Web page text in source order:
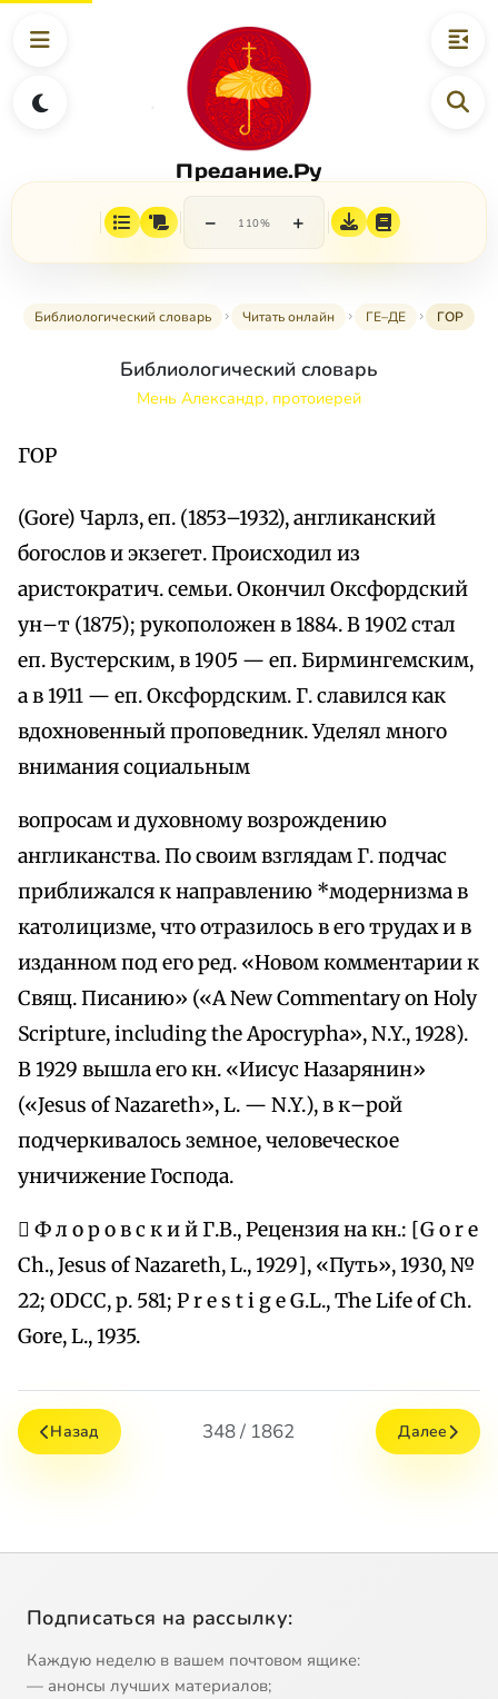
Предание.Ру
− 110% +
Библиологический словарь Читать онлайн ГЕ–ДЕ ГОР
Библиологический словарь
Мень Александр, протоиерей
ГОР
(Gore) Чарлз, еп. (1853–1932), англиканский
богослов и экзегет. Происходил из
аристократич. семьи. Окончил Оксфордский
ун–т (1875); рукоположен в 1884. В 1902 стал
еп. Вустерским, в 1905 — еп. Бирмингемским,
а в 1911 — еп. Оксфордским. Г. славился как
вдохновенный проповедник. Уделял много
внимания социальным
вопросам и духовному возрождению
англиканства. По своим взглядам Г. подчас
приближался к направлению *модернизма в
католицизме, что отразилось в его трудах и в
изданном под его ред. «Новом комментарии к
Свящ. Писанию» («A New Commentary on Holy
Scripture, including the Apocrypha», N.Y., 1928).
В 1929 вышла его кн. «Иисус Назарянин»
(«Jesus of Nazareth», L. — N.Y.), в к–рой
подчеркивалось земное, человеческое
уничижение Господа.
 Ф л о р о в с к и й Г.В., Рецензия на кн.: [G o r e
Ch., Jesus of Nazareth, L., 1929], «Путь», 1930, №
22; ODCC, р. 581; P r e s t i g e G.L., The Life of Ch.
Gore, L., 1935.
Назад 348 / 1862 Далее
Подписаться на рассылку:
Каждую неделю в вашем почтовом ящике:
— анонсы лучших материалов;